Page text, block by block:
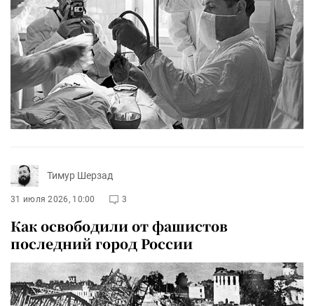
Тимур Шерзад
31 июля 2026, 10:00 3
Как освободили от фашистов
последний город России